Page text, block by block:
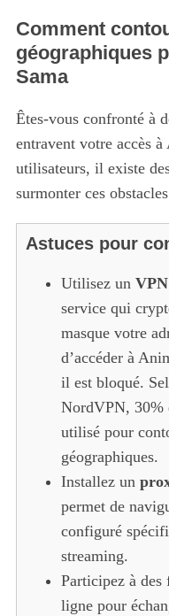
Comment
géographiques
Sama
Êtes-vous confronté à
entravent votre accès
utilisateurs, il existe
surmonter ces
Astuces pour
Utilisez un VPN
service qui
masque votre
d’accéder à
il est bloqué.
NordVPN, 30%
utilisé pour
géographiques.
Installez un
permet de
configuré
streaming.
Participez à des
ligne pour